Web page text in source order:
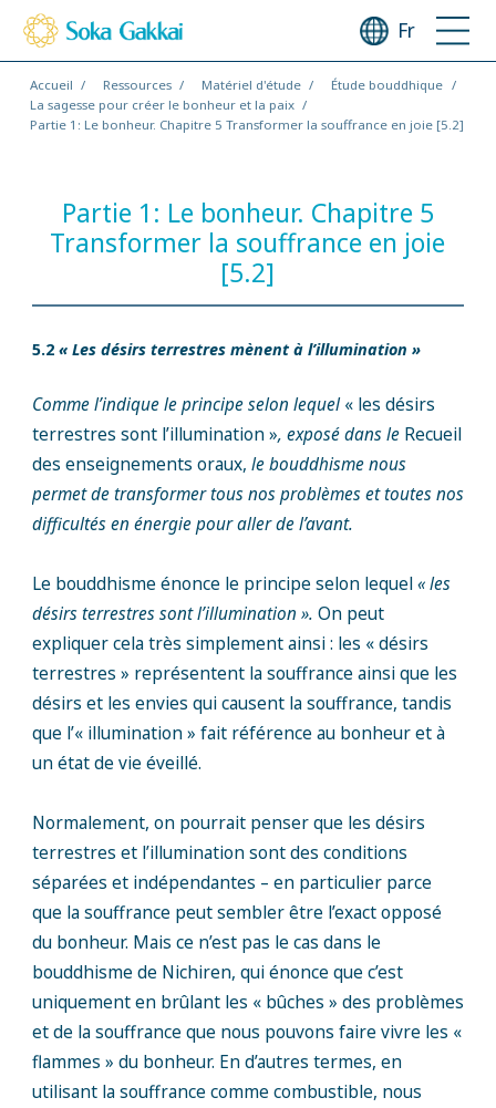
Fr
Accueil Ressources Matériel d'étude
Étude bouddhique
La sagesse pour créer le bonheur et la paix
Partie 1: Le bonheur. Chapitre 5 Transformer la souffrance en joie [5.2]
Partie 1: Le bonheur. Chapitre 5
Transformer la souffrance en joie
[5.2]
5.2 « Les désirs terrestres mènent à l’illumination »
Comme l’indique le principe selon lequel« les désirs
terrestres sont l’illumination », exposé dans leRecueil
des enseignements oraux, le bouddhisme nous
permet de transformer tous nos problèmes et toutes nos
difficultés en énergie pour aller de l’avant.
Le bouddhisme énonce le principe selon lequel« les
désirs terrestres sont l’illumination ». On peut
expliquer cela très simplement ainsi : les « désirs
terrestres » représentent la souffrance ainsi que les
désirs et les envies qui causent la souffrance, tandis
que l’« illumination » fait référence au bonheur et à
un état de vie éveillé.
Normalement, on pourrait penser que les désirs
terrestres et l’illumination sont des conditions
séparées et indépendantes – en particulier parce
que la souffrance peut sembler être l’exact opposé
du bonheur. Mais ce n’est pas le cas dans le
bouddhisme de Nichiren, qui énonce que c’est
uniquement en brûlant les « bûches » des problèmes
et de la souffrance que nous pouvons faire vivre les «
flammes » du bonheur. En d’autres termes, en
utilisant la souffrance comme combustible, nous